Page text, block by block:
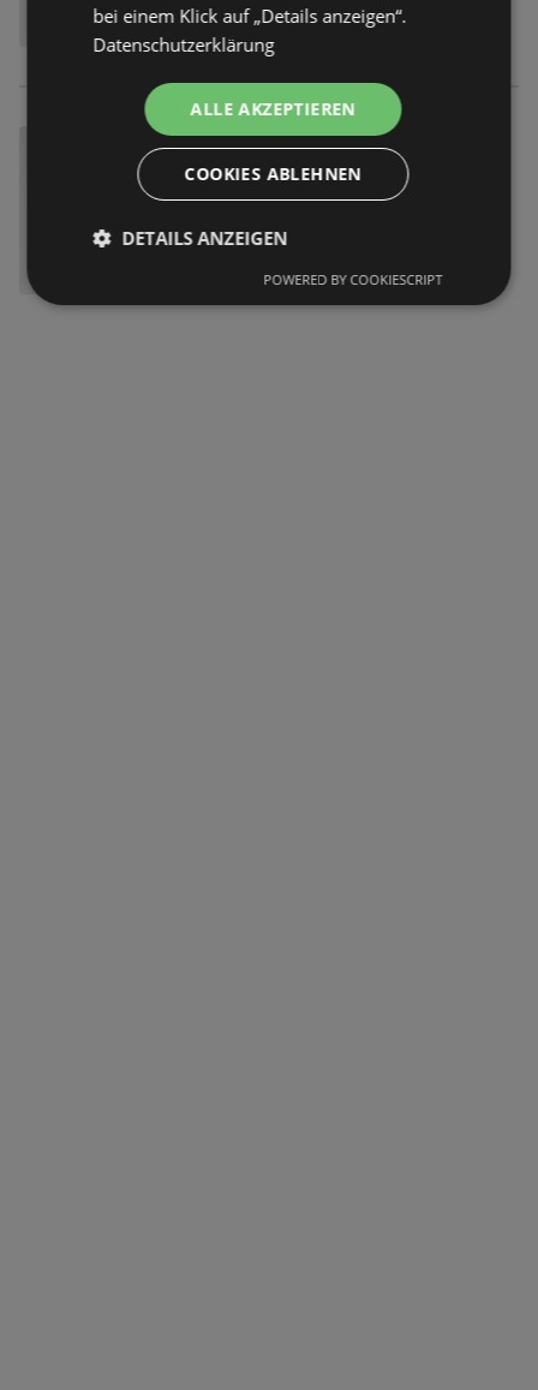
bei einem Klick auf „Details anzeigen“.
Datenschutzerklärung
ALLE AKZEPTIEREN
COOKIES ABLEHNEN
DETAILS ANZEIGEN
POWERED BY COOKIESCRIPT